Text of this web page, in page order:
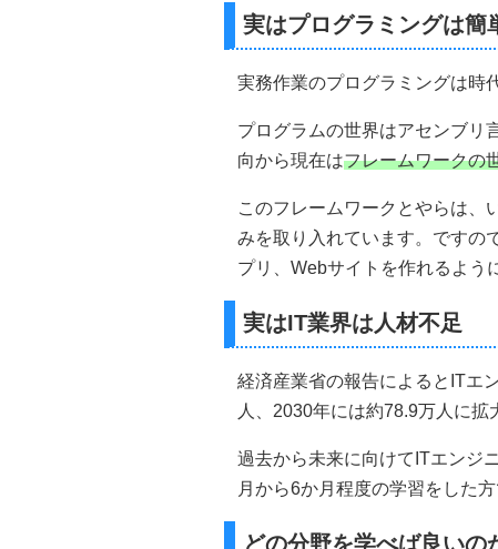
実はプログラミングは簡
実務作業のプログラミングは時
プログラムの世界はアセンブリ
向から現在はフレームワークの
このフレームワークとやらは、
みを取り入れています。ですの
プリ、Webサイトを作れるよう
実はIT業界は人材不足
経済産業省の報告によるとITエ
人、2030年には約78.9万人に拡
過去から未来に向けてITエンジ
月から6か月程度の学習をした
どの分野を学べば良いの